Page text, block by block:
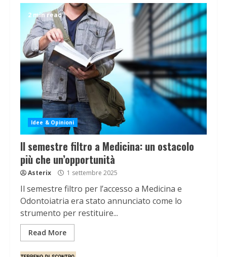
2 min read
Idee & Opinioni
Il semestre filtro a Medicina: un ostacolo
più che un’opportunità
Asterix 1 settembre 2025
Il semestre filtro per l’accesso a Medicina e
Odontoiatria era stato annunciato come lo
strumento per restituire...
Read More